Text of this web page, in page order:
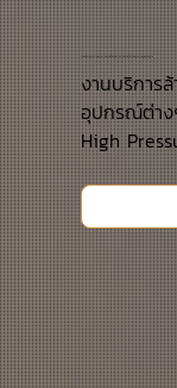
งานบริการล้างระบบต่างๆ ของเครื่องจักร และอุปกรณ์ต่างๆในโรงงานอุตสาหกรรม
งานบริการ
อุปกรณ์ต่าง
High